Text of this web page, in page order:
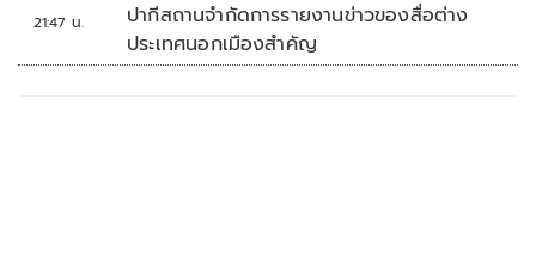
21:47 น.
ปากีสถานจำกัดการรายงานข่าวของสื่อต่าง
ประเทศนอกเมืองสำคัญ